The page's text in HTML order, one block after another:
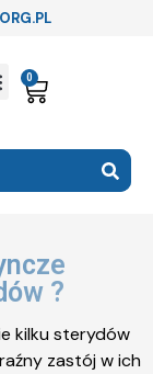
0
?
kilku sterydów
zastój w ich